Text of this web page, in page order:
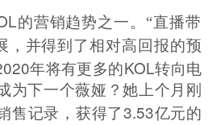
的营销趋势之一。 “直播带
，并得到了相对高回报的预
年将有更多的KOL转向电
为下一个薇娅？她上个月刚
售记录，获得了3.53亿元的